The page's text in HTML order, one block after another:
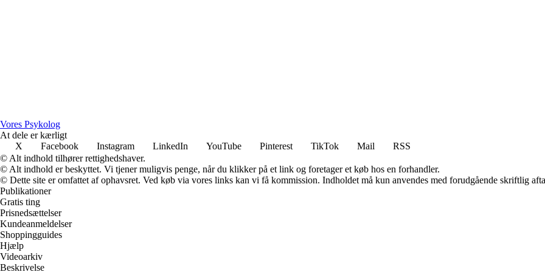
Vores Psykolog
At dele er kærligt
X
Facebook Instagram LinkedIn YouTube Pinterest TikTok Mail
RSS
© Alt indhold tilhører rettighedshaver.
© Alt indhold er beskyttet. Vi tjener muligvis penge, når du klikker på et link og foretager et køb hos en forhandler.
© Dette site er omfattet af ophavsret. Ved køb via vores links kan vi få kommission. Indholdet må kun anvendes med forudgående skriftlig
Publikationer
Gratis ting
Prisnedsættelser
Kundeanmeldelser
Shoppingguides
Hjælp
Videoarkiv
Beskrivelse